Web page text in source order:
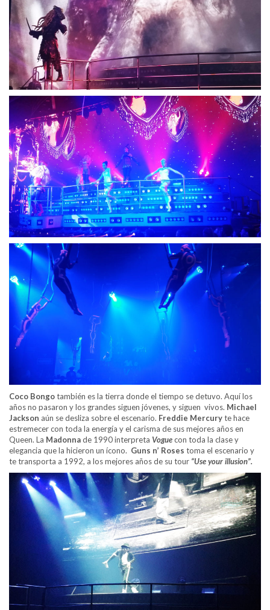
Coco Bongotambién es la tierra donde el tiempo se detuvo. Aquí los
años no pasaron y los grandes siguen jóvenes, y siguen vivos. Michael
Jackson aún se desliza sobre el escenario. Freddie Mercuryte hace
estremecer con toda la energía y el carisma de sus mejores años en
Queen. La Madonnade 1990 interpreta Voguecon toda la clase y
elegancia que la hicieron un ícono. Guns n’ Roses toma el escenario y
te transporta a 1992, a los mejores años de su tour “Use your illusion”.